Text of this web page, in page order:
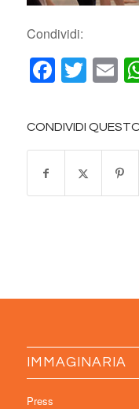
Condividi:
CONDIVIDI
IMMAGINARIA
Press